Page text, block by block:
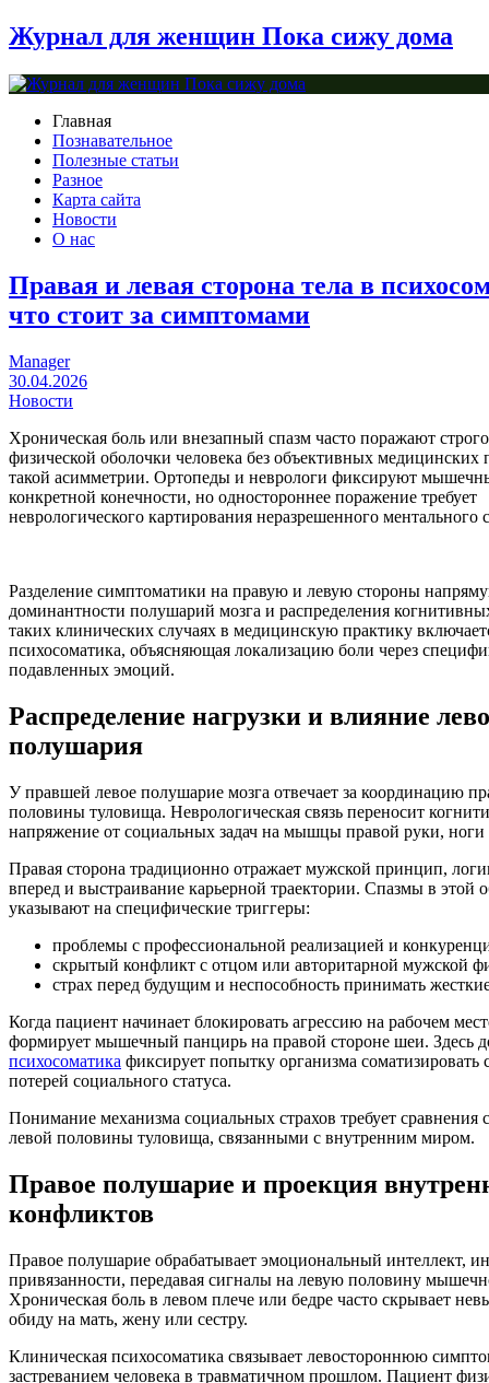
Журнал для женщин Пока сижу дома
Главная
Познавательное
Полезные статьи
Разное
Карта сайта
Новости
О нас
Правая и левая сторона тела в
что стоит за симптомами
Manager
30.04.2026
Новости
Хроническая боль или внезапный спазм часто поражают
физической оболочки человека без объективных медицинских
такой асимметрии. Ортопеды и неврологи фиксируют
конкретной конечности, но одностороннее поражение требует
неврологического картирования неразрешенного ментального
Разделение симптоматики на правую и левую стороны
доминантности полушарий мозга и распределения
таких клинических случаях в медицинскую практику
психосоматика, объясняющая локализацию боли через
подавленных эмоций.
Распределение нагрузки и влияние
полушария
У правшей левое полушарие мозга отвечает за координацию
половины туловища. Неврологическая связь переносит
напряжение от социальных задач на мышцы правой руки, ноги
Правая сторона традиционно отражает мужской принцип,
вперед и выстраивание карьерной траектории. Спазмы в этой
указывают на специфические триггеры:
проблемы с профессиональной реализацией и
скрытый конфликт с отцом или авторитарной мужской
страх перед будущим и неспособность принимать
Когда пациент начинает блокировать агрессию на рабочем
формирует мышечный панцирь на правой стороне шеи. Здесь
психосоматика фиксирует попытку организма соматизировать
потерей социального статуса.
Понимание механизма социальных страхов требует сравнения
левой половины туловища, связанными с внутренним миром.
Правое полушарие и проекция
конфликтов
Правое полушарие обрабатывает эмоциональный интеллект,
привязанности, передавая сигналы на левую половину
Хроническая боль в левом плече или бедре часто скрывает
обиду на мать, жену или сестру.
Клиническая психосоматика связывает левостороннюю
застреванием человека в травматичном прошлом. Пациент